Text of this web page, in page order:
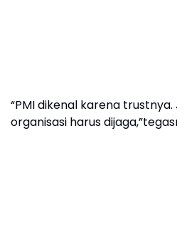
“PMI dikenal karena
organisasi harus